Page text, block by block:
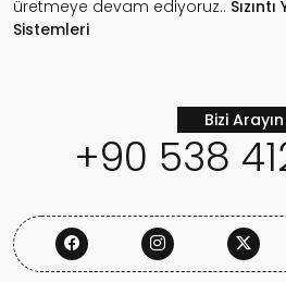
üretmeye devam ediyoruz..
Sistemleri
Bizi Arayın
+90 538